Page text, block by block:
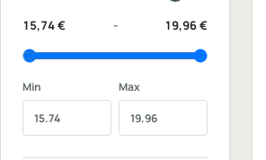
15,74 € - 19,96 €
Min Max